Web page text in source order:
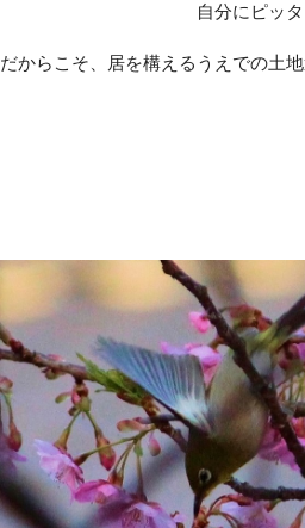
自分にピッ
だからこそ、居を構えるうえでの土